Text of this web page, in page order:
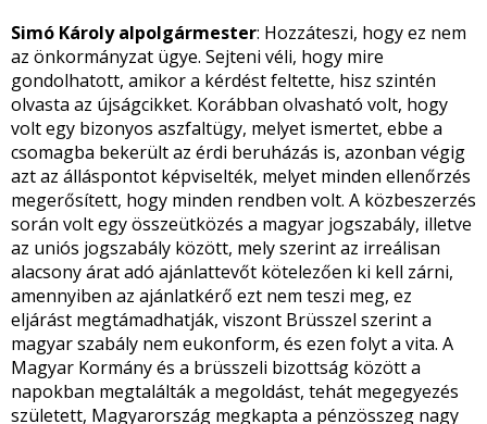
Simó Károly alpolgármester: Hozzáteszi, hogy ez nem
az önkormányzat ügye. Sejteni véli, hogy mire
gondolhatott, amikor a kérdést feltette, hisz szintén
olvasta az újságcikket. Korábban olvasható volt, hogy
volt egy bizonyos aszfaltügy, melyet ismertet, ebbe a
csomagba bekerült az érdi beruházás is, azonban végig
azt az álláspontot képviselték, melyet minden ellenőrzés
megerősített, hogy minden rendben volt. A közbeszerzés
során volt egy összeütközés a magyar jogszabály, illetve
az uniós jogszabály között, mely szerint az irreálisan
alacsony árat adó ajánlattevőt kötelezően ki kell zárni,
amennyiben az ajánlatkérő ezt nem teszi meg, ez
eljárást megtámadhatják, viszont Brüsszel szerint a
magyar szabály nem eukonform, és ezen folyt a vita. A
Magyar Kormány és a brüsszeli bizottság között a
napokban megtalálták a megoldást, tehát megegyezés
született, Magyarország megkapta a pénzösszeg nagy